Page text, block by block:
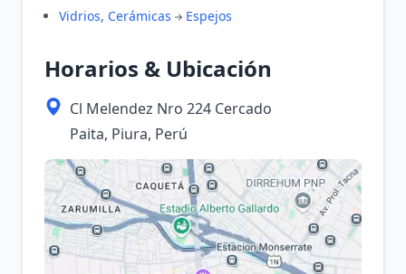
Vidrios, Cerámicas
Espejos
Horarios & Ubicación
Cl Melendez Nro 224 Cercado
Paita, Piura, Perú